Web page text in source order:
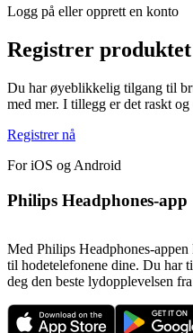
Logg på eller opprett en konto
Registrer produktet
Du har øyeblikkelig tilgang til
med mer. I tillegg er det raskt og
Registrer nå
For iOS og Android
Philips Headphones-app
Med Philips Headphones-
til hodetelefonene dine. Du har
deg den beste lydopplevelsen